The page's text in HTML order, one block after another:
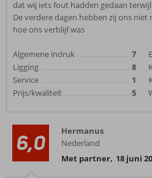
dat wij iets fout hadden gedaan
De verdere dagen hebben zij ons niet
hoe ons verblijf was
Algemene indruk
7
Ligging
8
Service
1
Prijs/kwaliteit
5
6,0
Hermanus
Nederland
Met partner, 18 juni